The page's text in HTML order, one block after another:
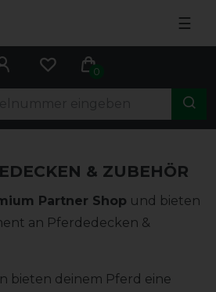
☰
0
& ZUBEHÖR
Partner Shop und bieten
an Pferdedecken &
bieten deinem Pferd eine